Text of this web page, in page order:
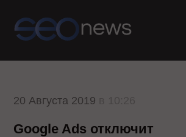
20 Августа 2019
Google Ads отключит